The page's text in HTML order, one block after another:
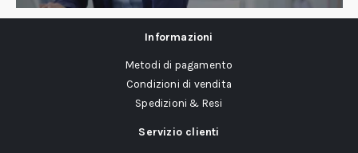
Informazioni
Metodi di pagamento
Condizioni di vendita
Spedizioni & Resi
Servizio clienti